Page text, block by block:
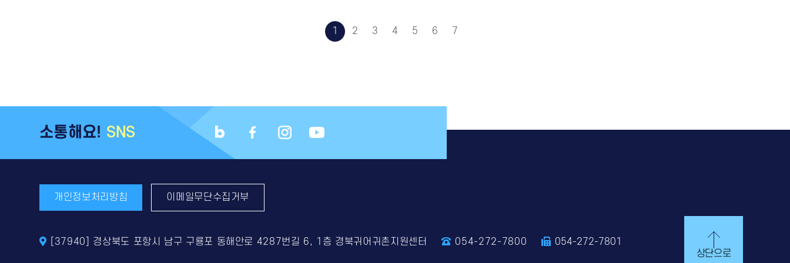
1 2 3 4 5 6 7
상단으로
소통해요! SNS
개인정보처리방침 이메일무단수집거부
[37940] 경상북도 포항시 남구 구룡포 동해안로 4287번길 6, 1층 경북귀어귀촌지원센터 054-272-7800 054-272-7801